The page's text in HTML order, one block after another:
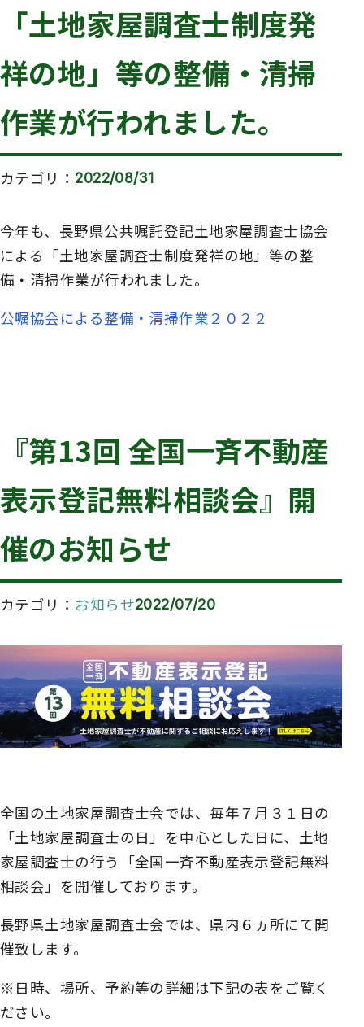
「土地家屋調査士制度発
祥の地」等の整備・清掃
作業が行われました。
カテゴリ 2022/08/31
今年も、長野県公共嘱託登記土地家屋調査士協会
による「土地家屋調査士制度発祥の地」等の整
備・清掃作業が行われました。
公嘱協会による整備・清掃作業２０２２
『第13回 全国一斉不動産
表示登記無料相談会』開
催のお知らせ
カテゴリ お知らせ2022/07/20
全国の土地家屋調査士会では、毎年７月３１日の
「土地家屋調査士の日」を中心とした日に、土地
家屋調査士の行う「全国一斉不動産表示登記無料
相談会」を開催しております。
長野県土地家屋調査士会では、県内６ヵ所にて開
催致します。
※日時、場所、予約等の詳細は下記の表をご覧く
ださい。